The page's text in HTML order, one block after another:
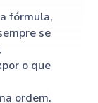
fórmula,
se
o que
ordem.